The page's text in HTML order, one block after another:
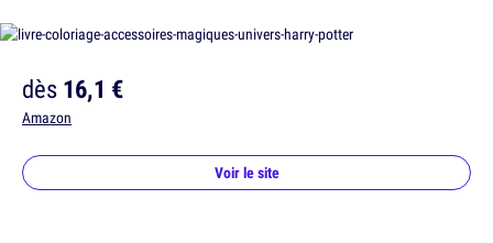
dès16,1 €
Amazon
Voir le site